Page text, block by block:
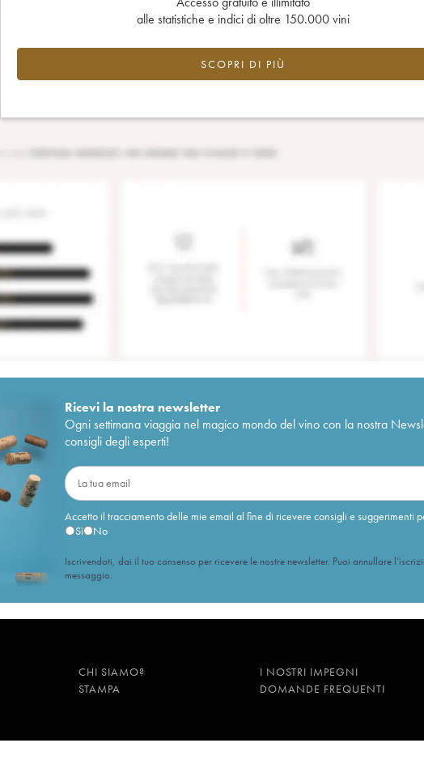
alle statistiche e indici di oltre 150.000 vini
SCOPRI DI PIÙ
Ricevi la nostra newsletter
Ogni settimana viaggia nel magico mondo del vino con la nostra
consigli degli esperti!
Accetto il tracciamento delle mie email al fine di ricevere consigli e suggerimenti
Sì
No
Iscrivendoti, dai il tuo consenso per ricevere le nostre newsletter. Puoi annullare
messaggio.
CHI SIAMO?
I NOSTRI IMPEGNI
STAMPA DOMANDE FREQUENTI